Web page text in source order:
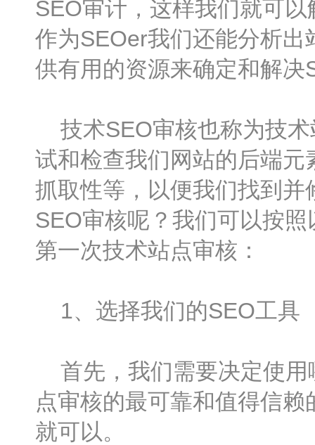
SEO审计，这样我们就可
作为SEOer我们还能分析
供有用的资源来确定和解决
技术SEO审核也称为技术
试和检查我们网站的后端
抓取性等，以便我们找到
SEO审核呢？我们可以按
第一次技术站点审核：
1、选择我们的SEO工具
首先，我们需要决定使用
点审核的最可靠和值得信
就可以。